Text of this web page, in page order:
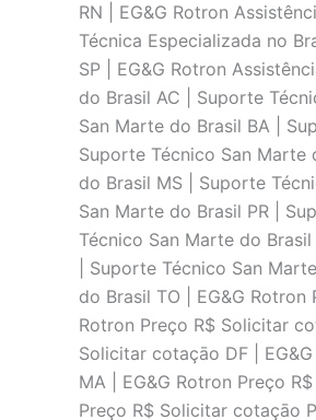
RN | EG&G Rotron
Técnica Especializada no
SP | EG&G Rotron
do Brasil AC | Suporte
San Marte do Brasil BA |
Suporte Técnico San Marte
do Brasil MS | Suporte
San Marte do Brasil PR |
Técnico San Marte do
| Suporte Técnico San
do Brasil TO | EG&G
Rotron Preço R$ Solicitar
Solicitar cotaçāo DF |
MA | EG&G Rotron Preço
Preço R$ Solicitar cotaçāo